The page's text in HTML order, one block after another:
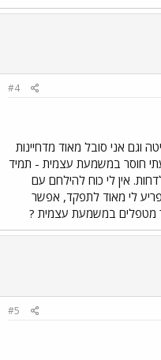
#4
וגם אני סובל מאוד מדחיינות
חוסר במשמעת עצמית - תמיד
אין לי כוח להילחם עם
לי מאוד לתפקד, אפשר
מטפלים במשמעת עצמית ?
#5